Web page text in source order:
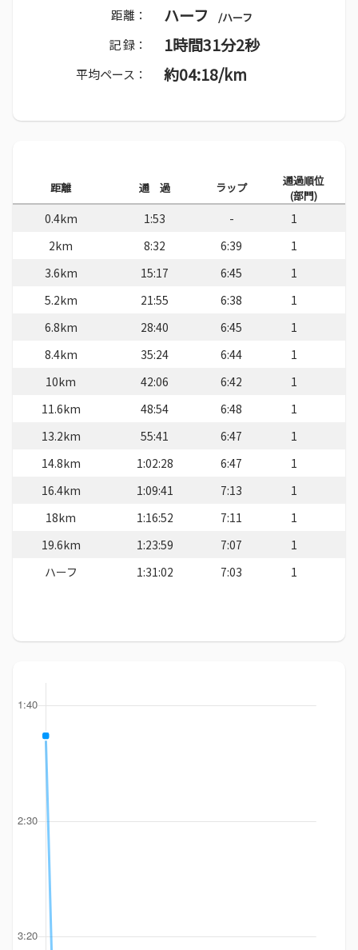
距離： ハーフ /ハーフ
記 録： 1時間31分2秒
平均ペース： 約04:18/km
距離 通 過 ラップ
通過順位
(部門)
0.4km 1:53 -
1
2km
8:32 6:39
1
3.6km
15:17 6:45
1
5.2km
21:55 6:38
1
6.8km
28:40 6:45
1
8.4km
35:24 6:44
1
10km
42:06 6:42
1
11.6km
48:54 6:48
1
13.2km
55:41 6:47
1
14.8km
1:02:28 6:47
1
16.4km
1:09:41 7:13
1
18km
1:16:52 7:11
1
19.6km
1:23:59 7:07
1
ハーフ
1:31:02 7:03 1